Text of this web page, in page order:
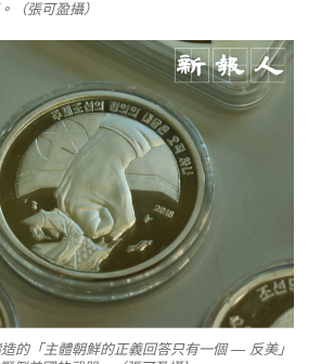
（張可盈攝）
的「主體朝鮮的正義回答只有一個 — 反美」